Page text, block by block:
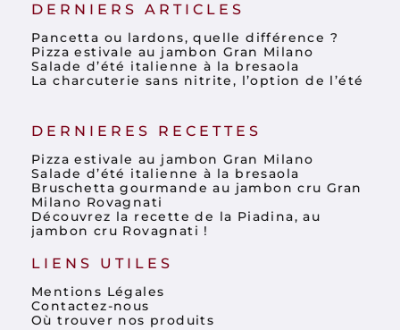
DERNIERS ARTICLES
Pancetta ou lardons, quelle différence ?
Pizza estivale au jambon Gran Milano
Salade d’été italienne à la bresaola
La charcuterie sans nitrite, l’option de l’été
DERNIERES RECETTES
Pizza estivale au jambon Gran Milano
Salade d’été italienne à la bresaola
Bruschetta gourmande au jambon cru Gran
Milano Rovagnati
Découvrez la recette de la Piadina, au
jambon cru Rovagnati !
LIENS UTILES
Mentions Légales
Contactez-nous
Où trouver nos produits